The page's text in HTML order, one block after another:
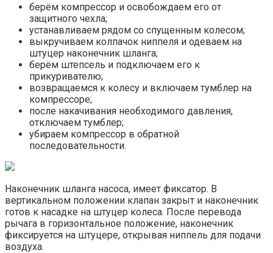
берём компрессор и освобождаем его от
защитного чехла;
устанавливаем рядом со спущенным колесом;
выкручиваем колпачок ниппеля и одеваем на
штуцер наконечник шланга;
берём штепсель и подключаем его к
прикуривателю;
возвращаемся к колесу и включаем тумблер на
компрессоре;
после накачивания необходимого давления,
отключаем тумблер;
убираем компрессор в обратной
последовательности.
Наконечник шланга насоса, имеет фиксатор. В
вертикальном положении клапан закрыт и наконечник
готов к насадке на штуцер колеса. После перевода
рычага в горизонтальное положение, наконечник
фиксируется на штуцере, открывая ниппель для подачи
воздуха.